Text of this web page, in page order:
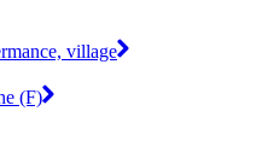
village
(F)